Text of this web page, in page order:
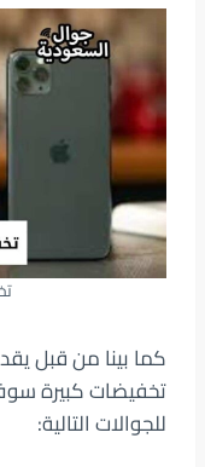
كما بينا من قبل
تخفيضات كبيرة
للجوالات التالية: